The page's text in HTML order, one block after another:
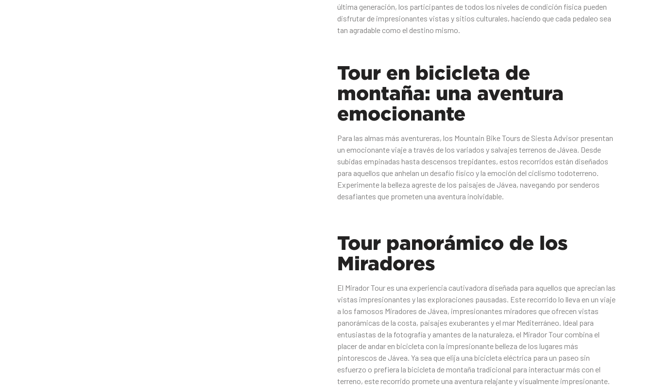
última generación, los participantes de todos los niveles de condición física pueden
disfrutar de impresionantes vistas y sitios culturales, haciendo que cada pedaleo sea
tan agradable como el destino mismo.
Tour en bicicleta de
montaña: una aventura
emocionante
Para las almas más aventureras, los Mountain Bike Tours de Siesta Advisor presentan
un emocionante viaje a través de los variados y salvajes terrenos de Jávea. Desde
subidas empinadas hasta descensos trepidantes, estos recorridos están diseñados
para aquellos que anhelan un desafío físico y la emoción del ciclismo todoterreno.
Experimente la belleza agreste de los paisajes de Jávea, navegando por senderos
desafiantes que prometen una aventura inolvidable.
Tour panorámico de los
Miradores
El Mirador Tour es una experiencia cautivadora diseñada para aquellos que aprecian las
vistas impresionantes y las exploraciones pausadas. Este recorrido lo lleva en un viaje
a los famosos Miradores de Jávea, impresionantes miradores que ofrecen vistas
panorámicas de la costa, paisajes exuberantes y el mar Mediterráneo. Ideal para
entusiastas de la fotografía y amantes de la naturaleza, el Mirador Tour combina el
placer de andar en bicicleta con la impresionante belleza de los lugares más
pintorescos de Jávea. Ya sea que elija una bicicleta eléctrica para un paseo sin
esfuerzo o prefiera la bicicleta de montaña tradicional para interactuar más con el
terreno, este recorrido promete una aventura relajante y visualmente impresionante.